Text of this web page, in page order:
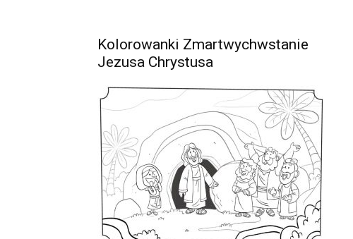
Kolorowanki Zmartwychwstanie
Jezusa Chrystusa